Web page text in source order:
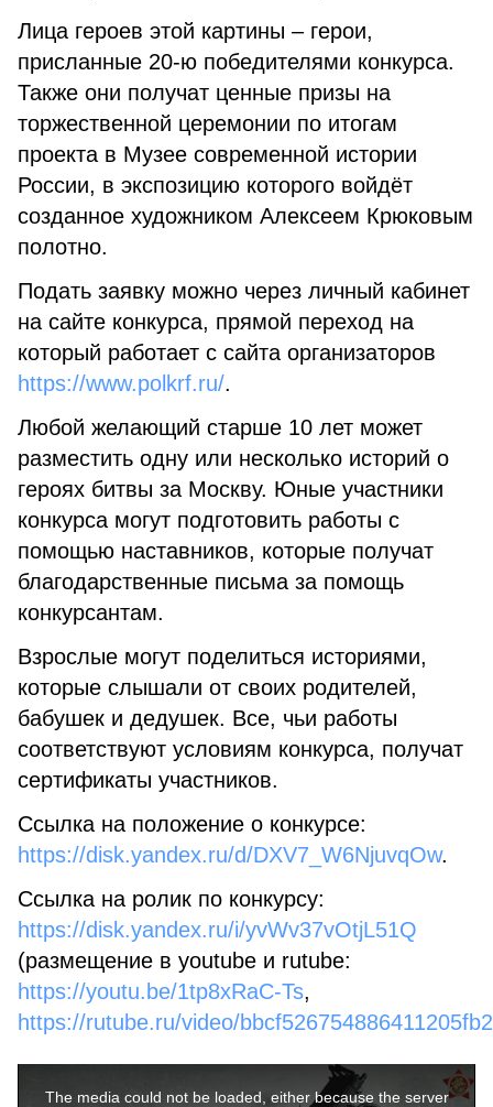
Лица героев этой картины – герои,
присланные 20-ю победителями конкурса.
Также они получат ценные призы на
торжественной церемонии по итогам
проекта в Музее современной истории
России, в экспозицию которого войдёт
созданное художником Алексеем Крюковым
полотно.
Подать заявку можно через личный кабинет
на сайте конкурса, прямой переход на
который работает с сайта организаторов
https://www.polkrf.ru/.
Любой желающий старше 10 лет может
разместить одну или несколько историй о
героях битвы за Москву. Юные участники
конкурса могут подготовить работы с
помощью наставников, которые получат
благодарственные письма за помощь
конкурсантам.
Взрослые могут поделиться историями,
которые слышали от своих родителей,
бабушек и дедушек. Все, чьи работы
соответствуют условиям конкурса, получат
сертификаты участников.
Ссылка на положение о конкурсе:
https://disk.yandex.ru/d/DXV7_W6NjuvqOw.
Ссылка на ролик по конкурсу:
https://disk.yandex.ru/i/yvWv37vOtjL51Q
(размещение в youtube и rutube:
https://youtu.be/1tp8xRaC-Ts,
https://rutube.ru/video/
The media could not be loaded, either because the server